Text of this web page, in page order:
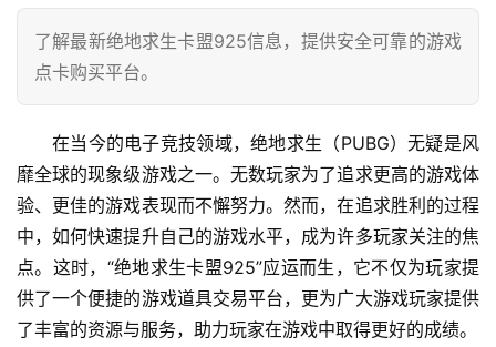
了解最新绝地求生卡盟925信息，提供安全可靠的游戏
点卡购买平台。
在当今的电子竞技领域，绝地求生（PUBG）无疑是风
靡全球的现象级游戏之一。无数玩家为了追求更高的游戏体
验、更佳的游戏表现而不懈努力。然而，在追求胜利的过程
中，如何快速提升自己的游戏水平，成为许多玩家关注的焦
点。这时，“绝地求生卡盟925”应运而生，它不仅为玩家提
供了一个便捷的游戏道具交易平台，更为广大游戏玩家提供
了丰富的资源与服务，助力玩家在游戏中取得更好的成绩。